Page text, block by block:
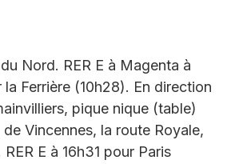
Nord. RER E à Magenta à
Ferrière (10h28). En direction
pique nique (table)
Vincennes, la route Royale,
E à 16h31 pour Paris